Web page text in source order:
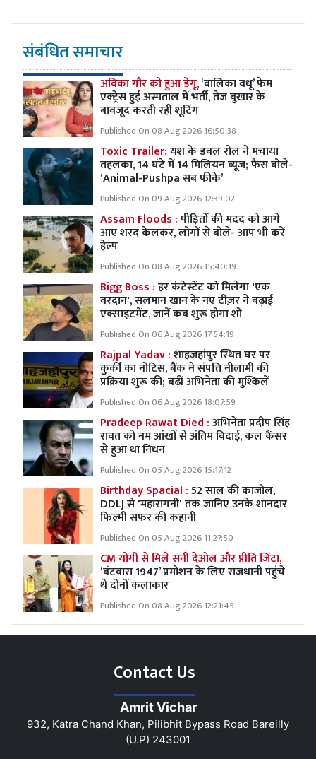
संबंधित समाचार
अविका गौर को हुआ डेंगू,‘बालिका वधू’ फेम
एक्ट्रेस हुई अस्पताल में भर्ती, तेज बुखार के
बावजूद करती रहीं शूटिंग
Published On 08 Aug 2026 16:50:38
Toxic Trailer:यश के डबल रोल ने मचाया
तहलका, 14 घंटे में 14 मिलियन व्यूज; फैंस बोले-
‘Animal-Pushpa सब फीके’
Published On 09 Aug 2026 12:39:02
Assam Floods :पीड़ितों की मदद को आगे
आए शरद केलकर, लोगों से बोले- आप भी करें
हेल्प
Published On 08 Aug 2026 15:40:19
Bigg Boss :हर कंटेस्टेंट को मिलेगा 'एक
वरदान', सलमान खान के नए टीज़र ने बढ़ाई
एक्साइटमेंट, जानें कब शुरू होगा शो
Published On 06 Aug 2026 17:54:19
Rajpal Yadav :शाहजहांपुर स्थित घर पर
कुर्की का नोटिस, बैंक ने संपत्ति नीलामी की
प्रक्रिया शुरू की; बढ़ीं अभिनेता की मुश्किलें
Published On 06 Aug 2026 18:07:59
Pradeep Rawat Died :अभिनेता प्रदीप सिंह
रावत को नम आंखों से अंतिम विदाई, कल कैंसर
से हुआ था निधन
Published On 05 Aug 2026 15:17:12
Birthday Spacial :52 साल की काजोल,
DDLJ से 'महारागनी' तक जानिए उनके शानदार
फिल्मी सफर की कहानी
Published On 05 Aug 2026 11:27:50
CM योगी से मिले सनी देओल और प्रीति जिंटा,
‘बंटवारा 1947’ प्रमोशन के लिए राजधानी पहुंचे
थे दोनों कलाकार
Published On 08 Aug 2026 12:21:45
Contact Us
Amrit Vichar
932, Katra Chand Khan, Pilibhit Bypass Road Bareilly
(U.P) 243001